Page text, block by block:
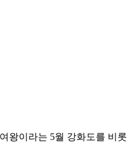
왕이라는 5월 강화도를 비롯